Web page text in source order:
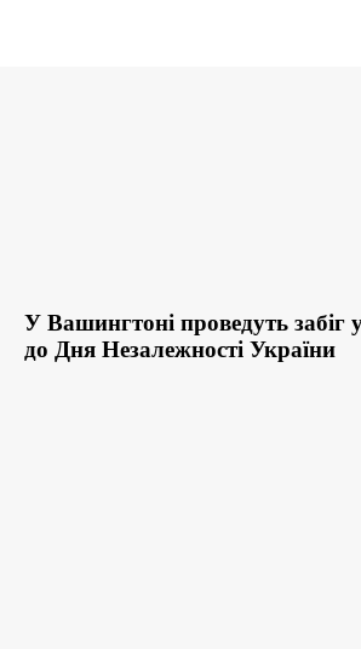
У Вашингтоні проведуть
до Дня Незалежності України